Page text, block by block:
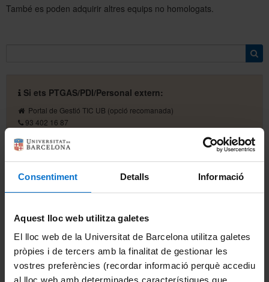
Consentiment Detalls Informació
Aquest lloc web utilitza galetes
El lloc web de la Universitat de Barcelona utilitza galetes
pròpies i de tercers amb la finalitat de gestionar les
vostres preferències (recordar informació perquè accediu
al lloc web amb determinades característiques que
També es poden adquirir altres equips no homologats.
Si ets PTGAS/PDI/Personal extern:
Portal de Gestió TIC UB (opció recomanada)
93 402 16 87
Atenció telefònica: de 8:00 a 21:00
Servei d'Atenció a l'Estudiant (SAE)
93 355 60 00
Portal d'Estudiants